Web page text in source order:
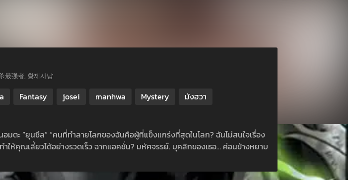
最强者, 황제사냥
Fantasy josei manhwa Mystery มังฮวา
มตะ “ยุนซึล” “คนที่ทำลายโลกของฉันคือผู้ที่แข็งแกร่งที่สุดในโลก? ฉันไม่สนใจเรื่อง
ห้คุณเลี้ยวได้อย่างรวดเร็ว ฉากแอคชั่น? มหัศจรรย์. บุคลิกของเธอ… ค่อนข้างหยาบ